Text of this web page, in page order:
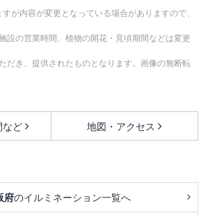
内容が変更となっている場合がありますので、
の営業時間、植物の開花・見頃期間などは変更
き、提供されたものとなります。画像の無断転
など 地図・アクセス
府のイルミネーション一覧へ